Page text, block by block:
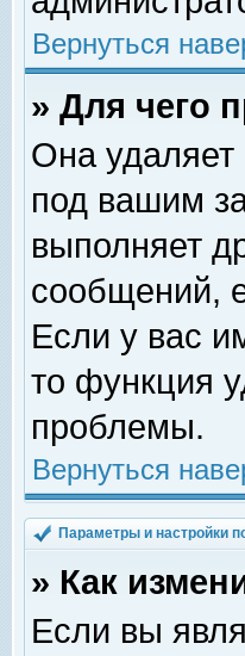
Вернуться
» Для чего
Она удаляет
под вашим
выполняет
сообщений,
Если у вас
то функция
проблемы.
Вернуться
Параметры и настройки
» Как
Если вы